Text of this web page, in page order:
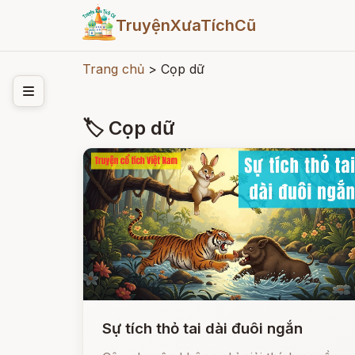
TruyệnXưaTíchCũ
Trang chủ > Cọp dữ
🏷 Cọp dữ
Sự tích thỏ tai dài đuôi ngắn